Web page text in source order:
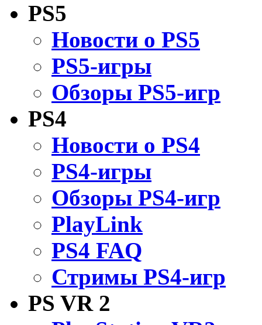
PS5
Новости о PS5
PS5-игры
Обзоры PS5-игр
PS4
Новости о PS4
PS4-игры
Обзоры PS4-игр
PlayLink
PS4 FAQ
Стримы PS4-игр
PS VR 2